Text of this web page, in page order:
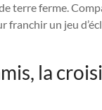
terre ferme.
franchir un jeu
la